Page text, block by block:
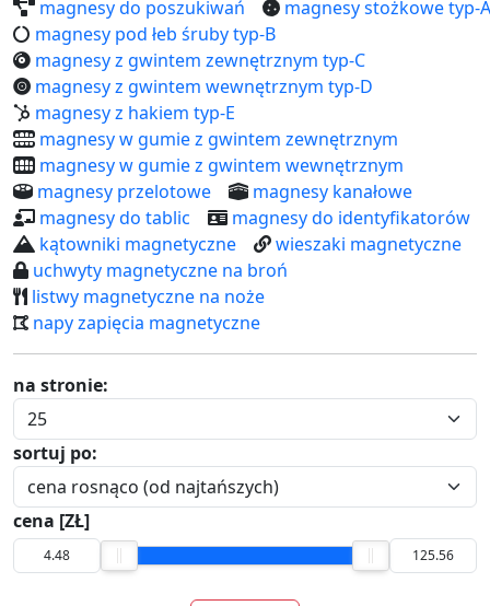
magnesy do poszukiwań
magnesy stożkowe typ-A
magnesy pod łeb śruby typ-B
magnesy z gwintem zewnętrznym typ-C
magnesy z gwintem wewnętrznym typ-D
magnesy z hakiem typ-E
magnesy w gumie z gwintem zewnętrznym
magnesy w gumie z gwintem wewnętrznym
magnesy przelotowe
magnesy kanałowe
magnesy do tablic
magnesy do identyfikatorów
kątowniki magnetyczne
wieszaki magnetyczne
uchwyty magnetyczne na broń
listwy magnetyczne na noże
napy zapięcia magnetyczne
na stronie:
sortuj po:
cena [ZŁ]